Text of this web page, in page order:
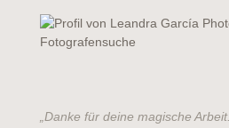
„Danke für deine magische